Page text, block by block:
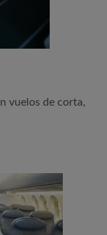
vuelos de corta,